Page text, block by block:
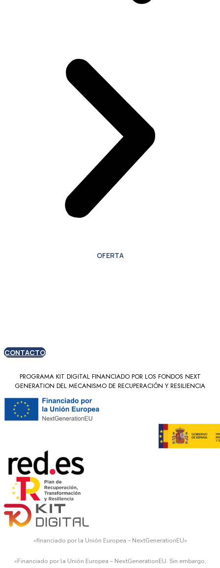
OFERTA
CONTACTO
PROGRAMA KIT DIGITAL FINANCIADO POR LOS FONDOS NEXT
GENERATION DEL MECANISMO DE RECUPERACIÓN Y RESILIENCIA
«financiado por la Unión Europea – NextGenerationEU»
«Financiado por la Unión Europea – NextGenerationEU. Sin embargo,